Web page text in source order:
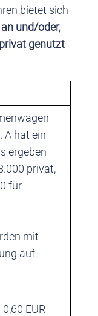
bietet sich
und/oder,
genutzt
A hat ein
ergeben
privat,
für
mit
auf
EUR